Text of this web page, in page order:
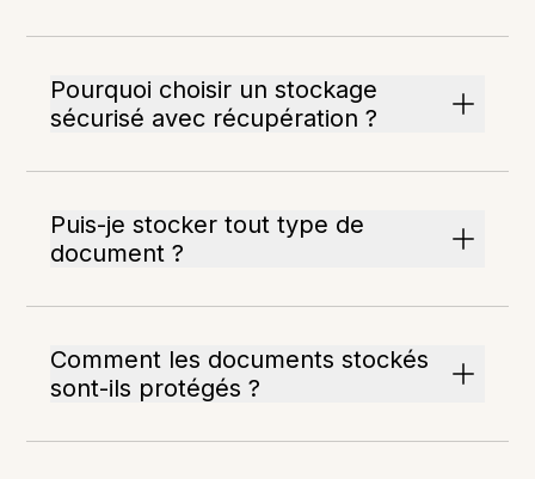
Pourquoi choisir un stockage
sécurisé avec récupération ?
Puis-je stocker tout type de
document ?
Comment les documents stockés
sont-ils protégés ?